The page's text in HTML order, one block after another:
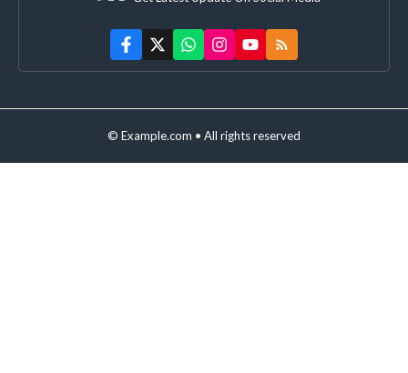
© Example.com • All rights reserved